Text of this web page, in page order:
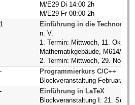
M/E29 Di 14:00 2h
M/E29 Fr 08:00 2h
1
Einführung in die
n. V.
1. Termin: Mittwoch, 11.
Mathematikgebäude, M614/616
2. Termin: Mittwoch, 29.
-
Programmierkurs C/C++
Blockveranstaltung Februar/
-
Einführung in LaTeX
Blockveranstaltung I: 21.